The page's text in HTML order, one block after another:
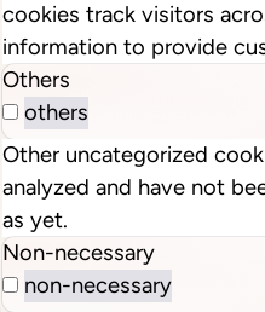
cookies track visitors
information to provide
Others
others
Other uncategorized
analyzed and have not
as yet.
Non-necessary
non-necessary